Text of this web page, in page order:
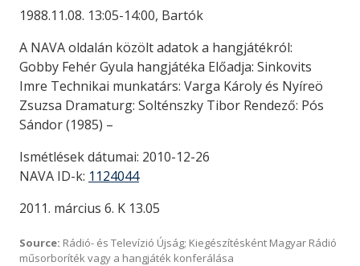
1988.11.08. 13:05-14:00, Bartók
A NAVA oldalán közölt adatok a hangjátékról:
Gobby Fehér Gyula hangjátéka Előadja: Sinkovits
Imre Technikai munkatárs: Varga Károly és Nyíreö
Zsuzsa Dramaturg: Solténszky Tibor Rendező: Pós
Sándor (1985) –
Ismétlések dátumai: 2010-12-26
NAVA ID-k: 1124044
2011. március 6. K 13.05
Source: Rádió- és Televízió Újság; Kiegészítésként Magyar Rádió
műsorboríték vagy a hangjáték konferálása